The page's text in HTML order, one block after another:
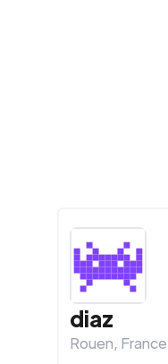
diaz
Rouen, France